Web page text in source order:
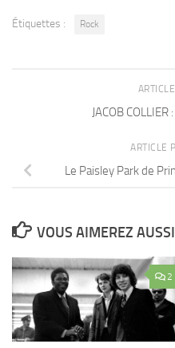
Étiquettes : Rock
JACOB
ARTICLE
Le Paisley Park de
VOUS AIMEREZ
2